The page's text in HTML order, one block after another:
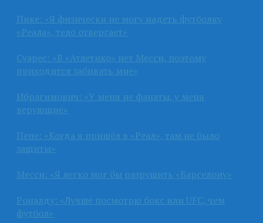
Пике: «Я физически не могу надеть футболку
«Реала», тело отвергает»
Суарес: «В «Атлетико» нет Месси, поэтому
приходится забивать мне»
Ибрагимович: «У меня не фанаты, у меня
верующие»
Пепе: «Когда я пришёл в «Реал», там не было
защиты»
Месси: «Я легко мог бы разрушить «Барселону»
Роналду: «Лучше посмотрю бокс или UFC, чем
футбол»